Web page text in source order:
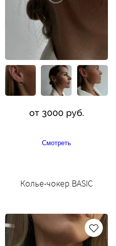
от 3000 руб.
Смотреть
Колье-чокер BASIC